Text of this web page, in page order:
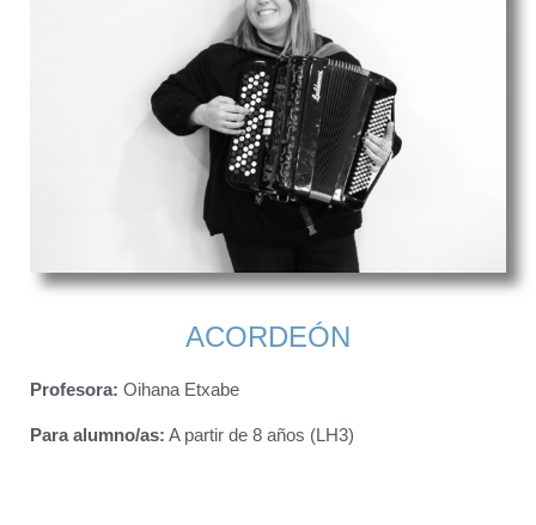
ACORDEÓN
Profesora: Oihana Etxabe
Para alumno/as: A partir de 8 años (LH3)